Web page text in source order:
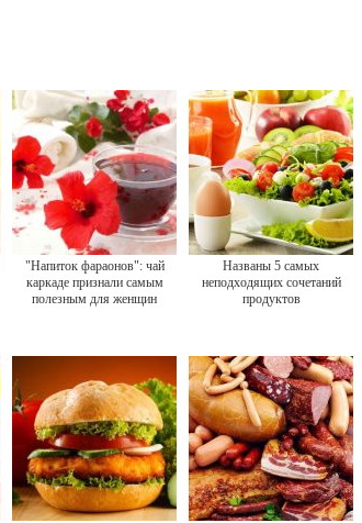
"Напиток фараонов": чай
каркаде признали самым
полезным для женщин
Названы 5 самых
неподходящих сочетаний
продуктов